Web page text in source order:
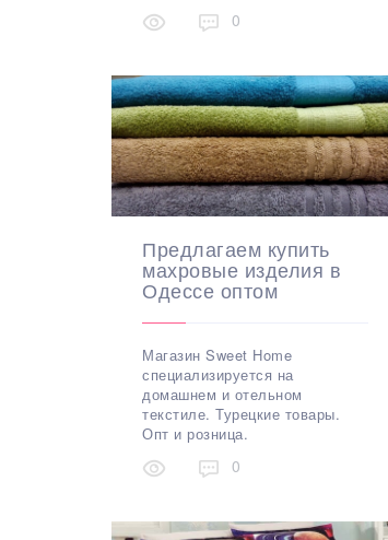
0
Предлагаем купить
махровые изделия в
Одессе оптом
Магазин Sweet Home
специализируется на
домашнем и отельном
текстиле. Турецкие товары.
Опт и розница.
0